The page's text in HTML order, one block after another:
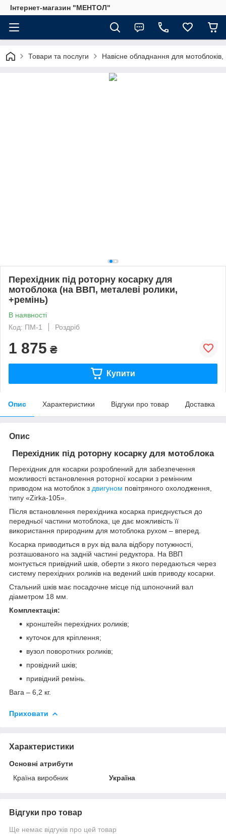
Інтернет-магазин "МЕНТОЛ"
Товари та послуги Навісне обладнання для мотоблоків,
Перехідник під роторну косарку для
мотоблока (на ВВП, металеві ролики,
+ремінь)
В наявності
Код: ПМ-1
Роздріб
1 875 ₴
Купити
Опис Характеристики Відгуки про товар Доставка
Опис
Перехідник під роторну косарку для мотоблока
Перехідник для косарки розроблений для забезпечення
можливості встановлення роторної косарки з ремінним
приводом на мотоблок з двигуном повітряного охолодження,
типу «Zirka-105».
Після встановлення перехідника косарка приєднується до
передньої частини мотоблока, це дає можливість її
використання природним для мотоблока рухом – вперед.
Косарка приводиться в рух від вала відбору потужності,
розташованого на задній частині редуктора. На ВВП
монтується привідний шків, оберти з якого передаються через
систему перехідних роликів на ведений шків приводу косарки.
Стальний шків має посадочне місце під шпоночний вал
діаметром 18 мм.
Комплектація:
кронштейн перехідних роликів;
куточок для кріплення;
вузол поворотних роликів;
провідний шків;
привідний ремінь.
Вага – 6,2 кг.
Приховати
Характеристики
Основні атрибути
Країна виробник
Україна
Відгуки про товар
Ще немає відгуків про цей товар